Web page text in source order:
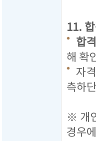
11.
합
해 확
자
측하
※ 개
경우